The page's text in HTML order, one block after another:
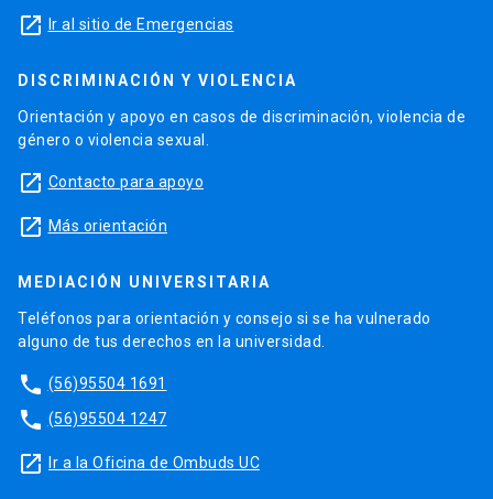
launch Ir al sitio de Emergencias
DISCRIMINACIÓN Y VIOLENCIA
Orientación y apoyo en casos de discriminación, violencia de
género o violencia sexual.
launch Contacto para apoyo
launch Más orientación
MEDIACIÓN UNIVERSITARIA
Teléfonos para orientación y consejo si se ha vulnerado
alguno de tus derechos en la universidad.
phone (56)95504 1691
phone (56)95504 1247
launch Ir a la Oficina de Ombuds UC